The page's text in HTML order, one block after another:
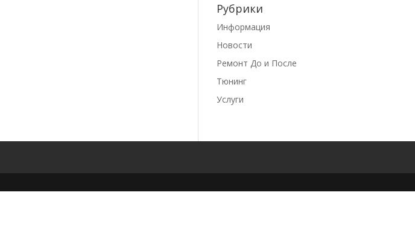
Рубрики
Информация
Новости
Ремонт До и После
Тюнинг
Услуги